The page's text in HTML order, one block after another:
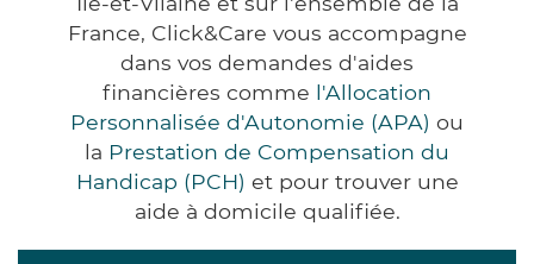
France, Click&Care vous accompagne
dans vos demandes d'aides
financières comme l'Allocation
Personnalisée d'Autonomie (APA) ou
la Prestation de Compensation du
Handicap (PCH) et pour trouver une
aide à domicile qualifiée.